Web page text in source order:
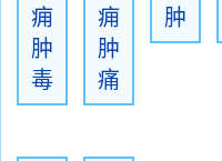
痈
肿
毒
痈
肿
痛
肿